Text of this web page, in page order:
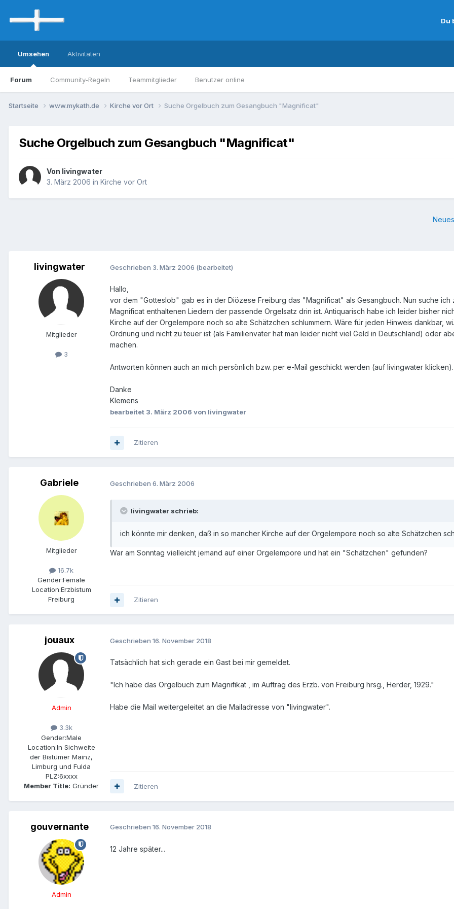
Du
Umsehen
Forum Community-Regeln Teammitglieder Benutzer online
Aktivitäten
Startseite www.mykath.de Kirche vor Ort Suche Orgelbuch zum Gesangbuch "Magnificat"
Suche Orgelbuch zum Gesangbuch "Magnificat"
Von livingwater
3. März 2006 in Kirche vor Ort
livingwater
Mitglieder
3
Geschrieben 3. März 2006 (bearbeitet)
Hallo,
vor dem "Gotteslob" gab es in der Diözese Freiburg das "Magnificat" als Gesangbuch. Nun suche
Magnificat enthaltenen Liedern der passende Orgelsatz drin ist. Antiquarisch habe ich leider bisher
Kirche auf der Orgelempore noch so alte Schätzchen schlummern. Wäre für jeden Hinweis dankbar,
Ordnung und nicht zu teuer ist (als Familienvater hat man leider nicht viel Geld in Deutschland) oder
machen.
Antworten können auch an mich persönlich bzw. per e-Mail geschickt werden (auf livingwater klicken).
Danke
Klemens
bearbeitet 3. März 2006 von livingwater
Zitieren
Gabriele
Mitglieder
16.7k
Gender:Female
Location:Erzbistum
Freiburg
Geschrieben 6. März 2006
livingwater schrieb:
ich könnte mir denken, daß in so mancher Kirche auf der Orgelempore noch so alte Schätzchen
War am Sonntag vielleicht jemand auf einer Orgelempore und hat ein "Schätzchen" gefunden?
Zitieren
jouaux
Admin
3.3k
Gender:Male
Location:In Sichweite
der Bistümer Mainz,
Limburg und Fulda
PLZ:6xxxx
Member Title: Gründer
Geschrieben 16. November 2018
Tatsächlich hat sich gerade ein Gast bei mir gemeldet.
"Ich habe das Orgelbuch zum Magnifikat , im Auftrag des Erzb. von Freiburg hrsg., Herder, 1929."
Habe die Mail weitergeleitet an die Mailadresse von "livingwater".
Zitieren
gouvernante
Admin
Geschrieben 16. November 2018
12 Jahre später...